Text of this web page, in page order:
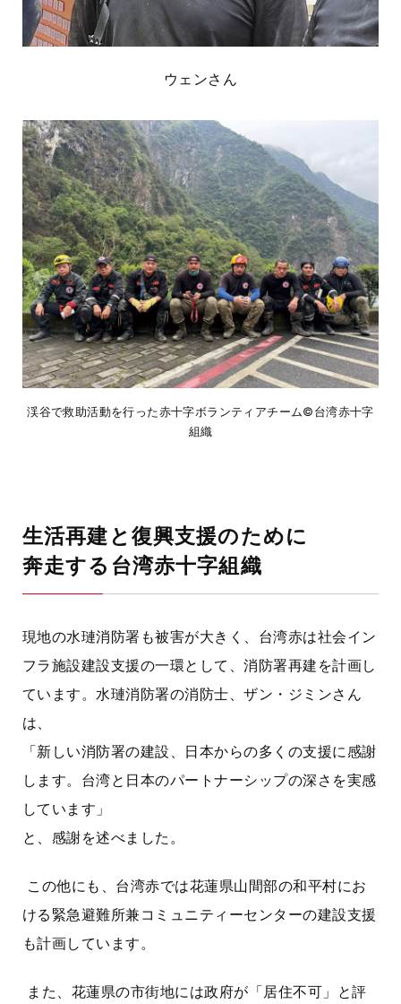
ウェンさん
渓谷で救助活動を行った赤十字ボランティアチーム©台湾赤十字
組織
生活再建と復興支援のために
奔走する台湾赤十字組織
現地の水璉消防署も被害が大きく、台湾赤は社会イン
フラ施設建設支援の一環として、消防署再建を計画し
ています。水璉消防署の消防士、ザン・ジミンさん
は、
「新しい消防署の建設、日本からの多くの支援に感謝
します。台湾と日本のパートナーシップの深さを実感
しています」
と、感謝を述べました。
この他にも、台湾赤では花蓮県山間部の和平村にお
ける緊急避難所兼コミュニティーセンターの建設支援
も計画しています。
また、花蓮県の市街地には政府が「居住不可」と評